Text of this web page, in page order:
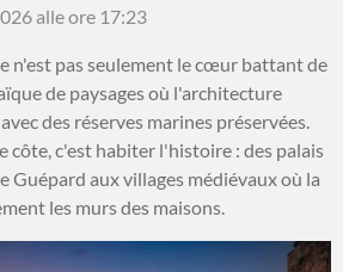
alle ore 17:23
n'est pas seulement le cœur battant de
de paysages où l'architecture
des réserves marines préservées.
côte, c'est habiter l'histoire : des palais
Guépard aux villages médiévaux où la
les murs des maisons.